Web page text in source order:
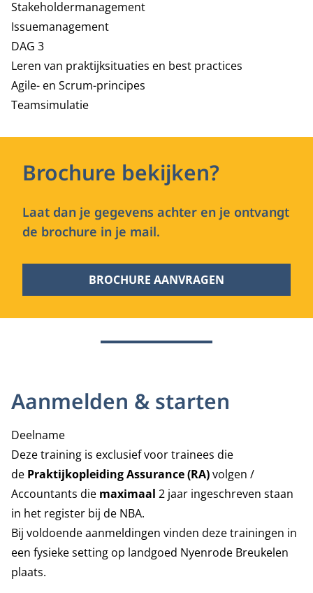
Stakeholdermanagement
Issuemanagement
DAG 3
Leren van praktijksituaties en best practices
Agile- en Scrum-principes
Teamsimulatie
Brochure bekijken?
Laat dan je gegevens achter en je ontvangt
de brochure in je mail.
BROCHURE AANVRAGEN
Aanmelden & starten
Deelname
Deze training is exclusief voor trainees die
de Praktijkopleiding Assurance (RA)volgen /
Accountants die maximaal 2 jaar ingeschreven staan
in het register bij de NBA.
Bij voldoende aanmeldingen vinden deze trainingen in
een fysieke setting op landgoed Nyenrode Breukelen
plaats.